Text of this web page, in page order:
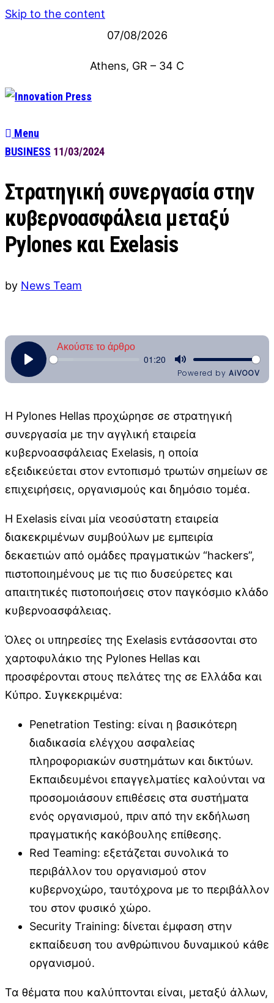
Skip to the content
07/08/2026
Athens, GR – 34 C
Menu
BUSINESS 11/03/2024
Στρατηγική συνεργασία στην
κυβερνοασφάλεια μεταξύ
Pylones και Exelasis
by News Team
Η Pylones Hellas προχώρησε σε στρατηγική
συνεργασία με την αγγλική εταιρεία
κυβερνοασφάλειας Exelasis, η οποία
εξειδικεύεται στον εντοπισμό τρωτών σημείων σε
επιχειρήσεις, οργανισμούς και δημόσιο τομέα.
Η Exelasis είναι μία νεοσύστατη εταιρεία
διακεκριμένων συμβούλων με εμπειρία
δεκαετιών από ομάδες πραγματικών “hackers”,
πιστοποιημένους με τις πιο δυσεύρετες και
απαιτητικές πιστοποιήσεις στον παγκόσμιο κλάδο
κυβερνοασφάλειας.
Όλες οι υπηρεσίες της Exelasis εντάσσονται στο
χαρτοφυλάκιο της Pylones Hellas και
προσφέρονται στους πελάτες της σε Ελλάδα και
Κύπρο. Συγκεκριμένα:
Penetration Testing: είναι η βασικότερη
διαδικασία ελέγχου ασφαλείας
πληροφοριακών συστημάτων και δικτύων.
Εκπαιδευμένοι επαγγελματίες καλούνται να
προσομοιάσουν επιθέσεις στα συστήματα
ενός οργανισμού, πριν από την εκδήλωση
πραγματικής κακόβουλης επίθεσης.
Red Teaming: εξετάζεται συνολικά το
περιβάλλον του οργανισμού στον
κυβερνοχώρο, ταυτόχρονα με το περιβάλλον
του στον φυσικό χώρο.
Security Training: δίνεται έμφαση στην
εκπαίδευση του ανθρώπινου δυναμικού κάθε
οργανισμού.
Τα θέματα που καλύπτονται είναι, μεταξύ άλλων,